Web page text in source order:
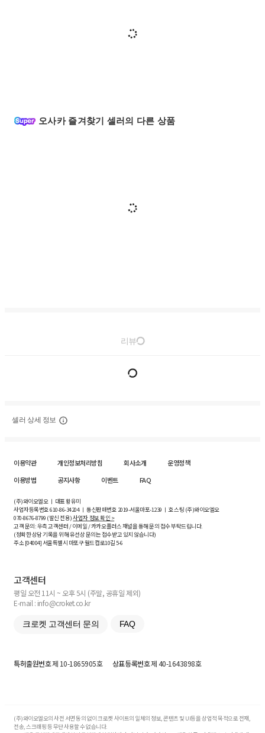
오사카 즐겨찾기 셀러의 다른 상품
리뷰
셀러 상세 정보
이용약관 개인정보처리방침 회사소개
운영정책
이용방법
공지사항 이벤트 FAQ
(주)와이오엘오 ㅣ 대표 황유미
사업자등록번호610-86-34204ㅣ 통신판매번호 2019-서울마포-1239 ㅣ 호스팅 (주)와이오엘오
070-8676-8799 (발신 전용)사업자 정보 확인 >
고객 문의: 우측 고객센터 / 이메일 / 카카오플러스 채널을 통해 문의 접수 부탁드립니다.
(정확한 상담 기록을 위해 유선상 문의는 접수받고 있지 않습니다)
주소 [04004] 서울특별시 마포구 월드컵로10길5-6
고객센터
평일 오전 11시 ~ 오후 5시 (주말, 공휴일 제외)
E-mail : info@croket.co.kr
크로켓 고객센터 문의 FAQ
특허출원번호제 10-1865905호 상표등록번호제 40-1643898호
(주)와이오엘오의 사전 서면 동의 없이 크로켓 사이트의 일체의 정보, 콘텐츠 및 UI등을 상업적 목적으로 전재,
전송, 스크래핑 등 무단 사용할 수 없습니다.